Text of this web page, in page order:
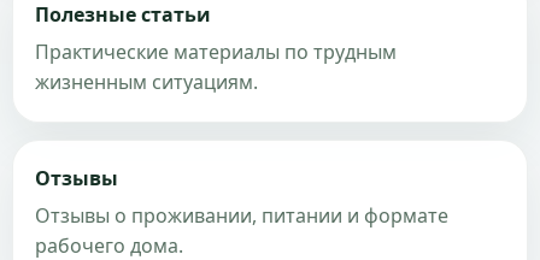
Полезные статьи
Практические материалы по трудным
жизненным ситуациям.
Отзывы
Отзывы о проживании, питании и формате
рабочего дома.